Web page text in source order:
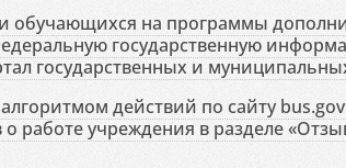
обучающихся на программы
государственную
государственных и
действий по сайту
работе учреждения в разделе